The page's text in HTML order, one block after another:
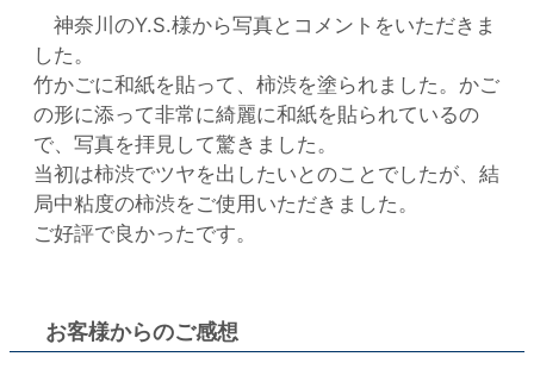
神奈川のY.S.様から写真とコメントをいただきま
した。
竹かごに和紙を貼って、柿渋を塗られました。かご
の形に添って非常に綺麗に和紙を貼られているの
で、写真を拝見して驚きました。
当初は柿渋でツヤを出したいとのことでしたが、結
局中粘度の柿渋をご使用いただきました。
ご好評で良かったです。
お客様からのご感想